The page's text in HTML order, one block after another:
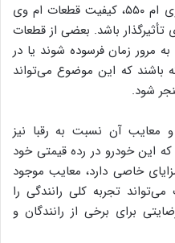
در کنار مشکلات سیستم تعلیق ام وی ام ۵۵۰، کیفیت قطعات ام وی
تأثیرگذار باشد. بعضی از قطعات
مرور زمان فرسوده شوند یا در
باشند که این موضوع می‌تواند
شود.
در نهایت، قیمت ام وی ام ۵۵۰ و معایب آن نسبت به رقبا نیز
این خودرو در رده قیمتی خود
خاصی دارد، معایب موجود
تجربه کلی رانندگی را
برای برخی از رانندگان و